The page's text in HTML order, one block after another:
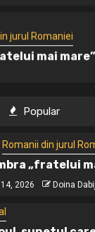
jurul Romaniei
mai mare”
care nu
și
în
Popular
Romanii din jurul
„fratelui
2026 Doina